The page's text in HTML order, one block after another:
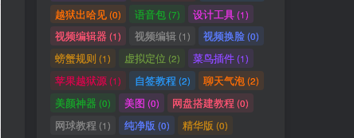
越狱出哈见(0) 语音包(7) 设计工具(1)
视频编辑器(1) 视频编辑(1) 视频换脸(0)
螃蟹规则 (1) 虚拟定位 (2) 菜鸟插件(1)
苹果越狱源(1) 自签教程 (2) 聊天气泡(2)
美颜神器 (0) 美图 (0) 网盘搭建教程 (0)
网球教程 (1) 纯净版 (0) 精华版 (0)